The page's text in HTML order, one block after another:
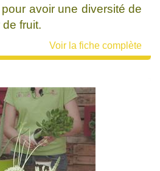
avoir une diversité de
fruit.
Voir la fiche complète